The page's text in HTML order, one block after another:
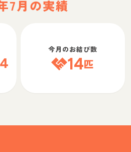
7月の実績
今月のお結び数
14匹